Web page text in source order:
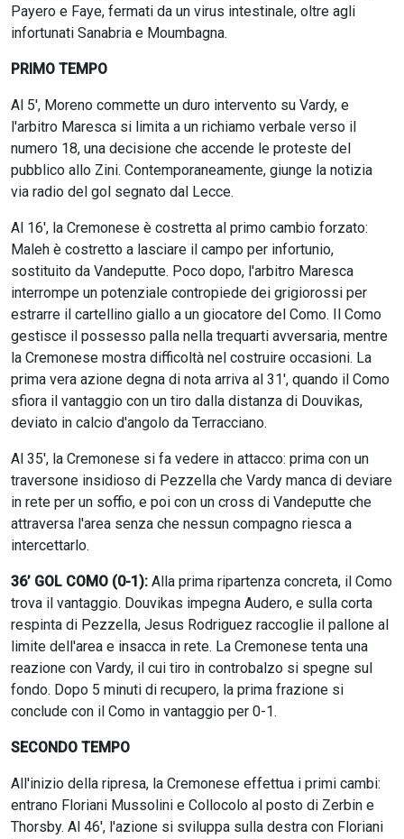
Payero e Faye, fermati da un virus intestinale, oltre agli
infortunati Sanabria e Moumbagna.
PRIMO TEMPO
Al 5', Moreno commette un duro intervento su Vardy, e
l'arbitro Maresca si limita a un richiamo verbale verso il
numero 18, una decisione che accende le proteste del
pubblico allo Zini. Contemporaneamente, giunge la notizia
via radio del gol segnato dal Lecce.
Al 16', la Cremonese è costretta al primo cambio forzato:
Maleh è costretto a lasciare il campo per infortunio,
sostituito da Vandeputte. Poco dopo, l'arbitro Maresca
interrompe un potenziale contropiede dei grigiorossi per
estrarre il cartellino giallo a un giocatore del Como. Il Como
gestisce il possesso palla nella trequarti avversaria, mentre
la Cremonese mostra difficoltà nel costruire occasioni. La
prima vera azione degna di nota arriva al 31', quando il Como
sfiora il vantaggio con un tiro dalla distanza di Douvikas,
deviato in calcio d'angolo da Terracciano.
Al 35', la Cremonese si fa vedere in attacco: prima con un
traversone insidioso di Pezzella che Vardy manca di deviare
in rete per un soffio, e poi con un cross di Vandeputte che
attraversa l'area senza che nessun compagno riesca a
intercettarlo.
36’ GOL COMO (0-1): Alla prima ripartenza concreta, il Como
trova il vantaggio. Douvikas impegna Audero, e sulla corta
respinta di Pezzella, Jesus Rodriguez raccoglie il pallone al
limite dell'area e insacca in rete. La Cremonese tenta una
reazione con Vardy, il cui tiro in controbalzo si spegne sul
fondo. Dopo 5 minuti di recupero, la prima frazione si
conclude con il Como in vantaggio per 0-1.
SECONDO TEMPO
All'inizio della ripresa, la Cremonese effettua i primi cambi:
entrano Floriani Mussolini e Collocolo al posto di Zerbin e
Thorsby. Al 46', l'azione si sviluppa sulla destra con Floriani